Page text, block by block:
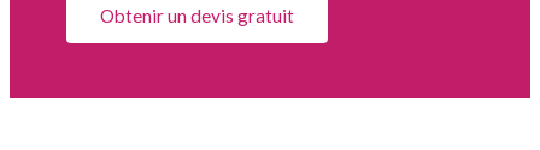
Obtenir un devis gratuit